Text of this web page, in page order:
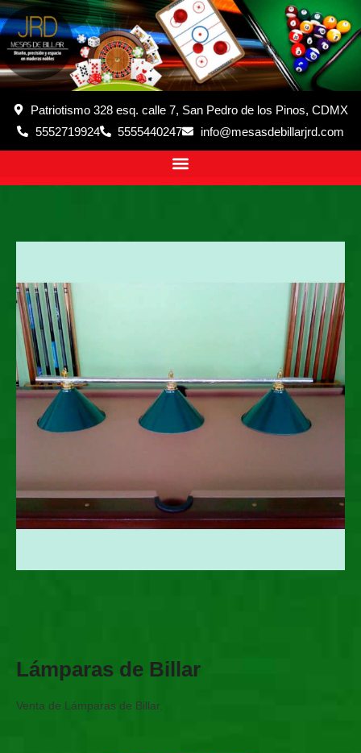
Patriotismo 328 esq. calle 7, San Pedro de los Pinos, CDMX
5552719924
5555440247 info@mesasdebillarjrd.com
Lámparas de Billar
Venta de Lámparas de Billar.